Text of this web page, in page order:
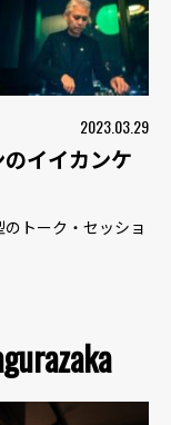
2023.03.29
イイカンケ
トーク・セッショ